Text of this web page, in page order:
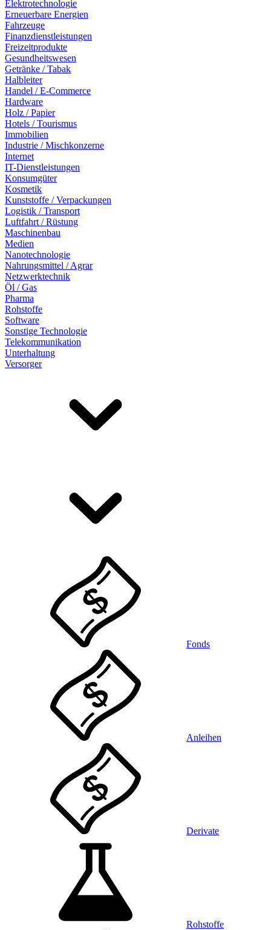
Elektrotechnologie
Erneuerbare Energien
Fahrzeuge
Finanzdienstleistungen
Freizeitprodukte
Gesundheitswesen
Getränke / Tabak
Halbleiter
Handel / E-Commerce
Hardware
Holz / Papier
Hotels / Tourismus
Immobilien
Industrie / Mischkonzerne
Internet
IT-Dienstleistungen
Konsumgüter
Kosmetik
Kunststoffe / Verpackungen
Logistik / Transport
Luftfahrt / Rüstung
Maschinenbau
Medien
Nanotechnologie
Nahrungsmittel / Agrar
Netzwerktechnik
Öl / Gas
Pharma
Rohstoffe
Software
Sonstige Technologie
Telekommunikation
Unterhaltung
Versorger
Fonds
Anleihen
Derivate
Rohstoffe